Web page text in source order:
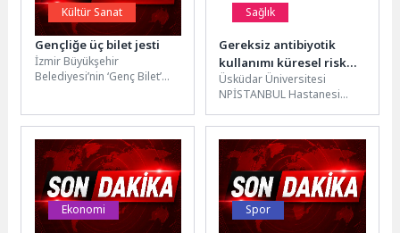
Kültür Sanat
Gençliğe üç bilet jesti
İzmir Büyükşehir
Belediyesi’nin ‘Genç Bilet’
festivalden...
Sağlık
Gereksiz antibiyotik
kullanımı küresel risk
oluşturuyor!
Üsküdar Üniversitesi
NPİSTANBUL Hastanesi
Klinik Mikrobiyoloji Uzmanı
Dr. Dilek Leyla Mamçu,
küresel bir sağlık...
Ekonomi Spor